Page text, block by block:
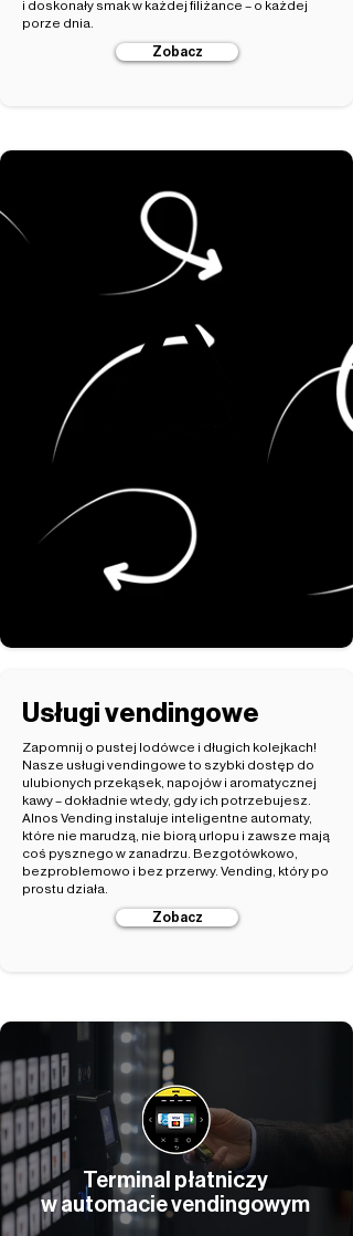
i doskonały smak w każdej filiżance – o każdej
porze dnia.
Zobacz
Usługi vendingowe
Zapomnij o pustej lodówce i długich kolejkach!
Nasze usługi vendingowe to szybki dostęp do
ulubionych przekąsek, napojów i aromatycznej
kawy – dokładnie wtedy, gdy ich potrzebujesz.
Alnos Vending instaluje inteligentne automaty,
które nie marudzą, nie biorą urlopu i zawsze mają
coś pysznego w zanadrzu. Bezgotówkowo,
bezproblemowo i bez przerwy. Vending, który po
prostu działa.
Zobacz
Terminal płatniczy
w automacie vendingowym